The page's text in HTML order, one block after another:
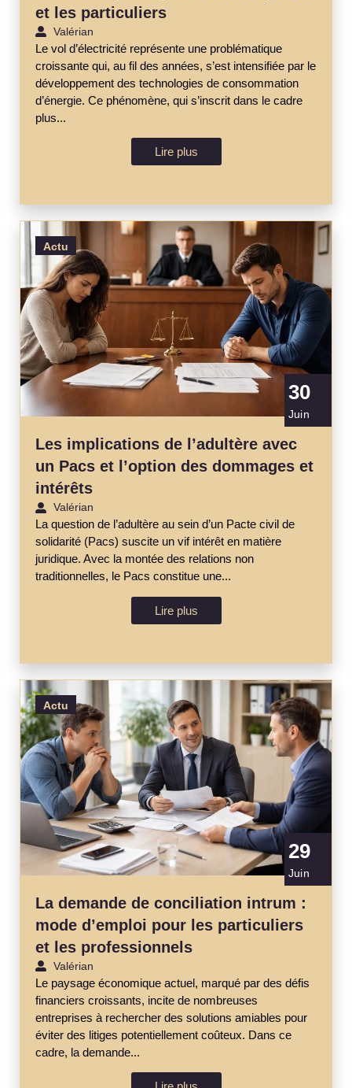
et les particuliers
Valérian
Le vol d’électricité représente une problématique
croissante qui, au fil des années, s’est intensifiée par le
développement des technologies de consommation
d’énergie. Ce phénomène, qui s’inscrit dans le cadre
plus...
Lire plus
Actu
30
Juin
Les implications de l’adultère avec
un Pacs et l’option des dommages et
intérêts
Valérian
La question de l’adultère au sein d’un Pacte civil de
solidarité (Pacs) suscite un vif intérêt en matière
juridique. Avec la montée des relations non
traditionnelles, le Pacs constitue une...
Lire plus
Actu
29
Juin
La demande de conciliation intrum :
mode d’emploi pour les particuliers
et les professionnels
Valérian
Le paysage économique actuel, marqué par des défis
financiers croissants, incite de nombreuses
entreprises à rechercher des solutions amiables pour
éviter des litiges potentiellement coûteux. Dans ce
cadre, la demande...